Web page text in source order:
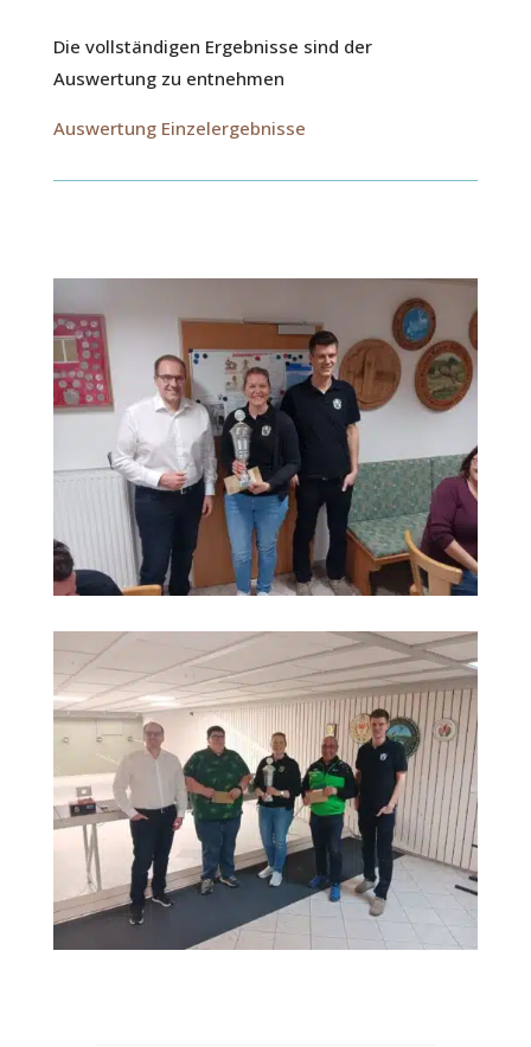
Die vollständigen Ergebnisse sind der
Auswertung zu entnehmen
Auswertung Einzelergebnisse